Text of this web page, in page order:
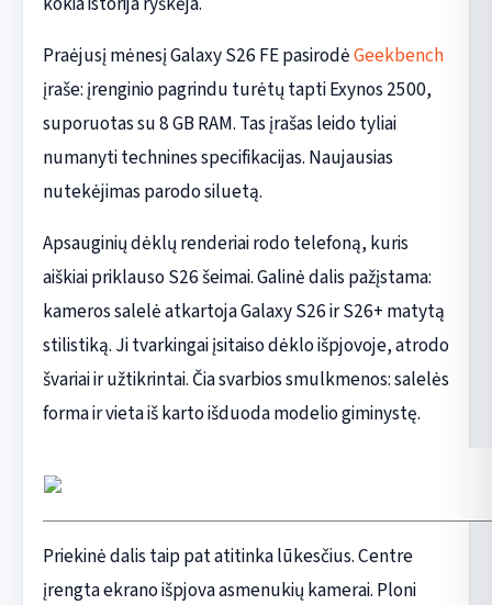
Praėjusį mėnesį Galaxy S26 FE pasirodėGeekbench
įraše: įrenginio pagrindu turėtų tapti Exynos 2500,
suporuotas su 8 GB RAM. Tas įrašas leido tyliai
numanyti technines specifikacijas. Naujausias
nutekėjimas parodo siluetą.
Apsauginių dėklų renderiai rodo telefoną, kuris
aiškiai priklauso S26 šeimai. Galinė dalis pažįstama:
kameros salelė atkartoja Galaxy S26 ir S26+ matytą
stilistiką. Ji tvarkingai įsitaiso dėklo išpjovoje, atrodo
švariai ir užtikrintai. Čia svarbios smulkmenos: salelės
forma ir vieta iš karto išduoda modelio giminystę.
Priekinė dalis taip pat atitinka lūkesčius. Centre
įrengta ekrano išpjova asmenukių kamerai. Ploni